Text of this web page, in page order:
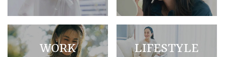
WORK LIFESTYLE